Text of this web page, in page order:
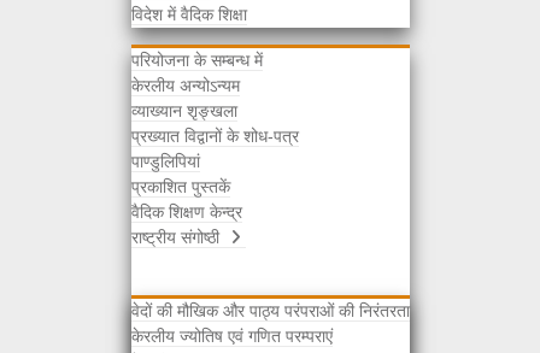
विदेश में वैदिक शिक्षा
परियोजना के सम्बन्ध में
केरलीय अन्योऽन्यम
व्याख्यान शृङ्खला
प्रख्यात विद्वानों के शोध-पत्र
पाण्डुलिपियां
प्रकाशित पुस्तकें
वैदिक शिक्षण केन्द्र
राष्ट्रीय संगोष्ठी
वेदों की मौखिक और पाठ्य परंपराओं की निरंतरता
केरलीय ज्योतिष एवं गणित परम्पराएं
चयनित विद्वानों की सूची